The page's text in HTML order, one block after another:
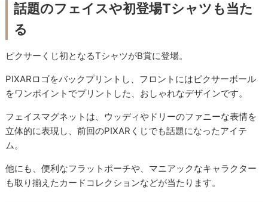
話題のフェイスや初登場Tシャツも当た
る
ピクサーくじ初となるTシャツがB賞に登場。
PIXARロゴをバックプリントし、フロントにはピクサーボール
をワンポイントでプリントした、おしゃれなデザインです。
フェイスマグネットは、ウッディやドリーのファニーな表情を
立体的に表現し、前回のPIXARくじでも話題になったアイテ
ム。
他にも、便利なフラットポーチや、マニアックなキャラクター
も取り揃えたカードコレクションなどが当たります。